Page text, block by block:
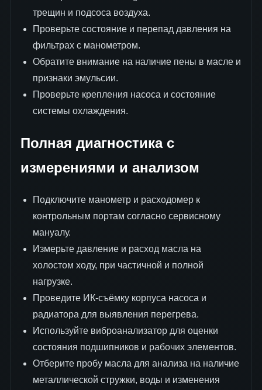
трещин и подсоса воздуха.
Проверьте состояние и перепад давления на
фильтрах с манометром.
Обратите внимание на наличие пены в масле и
признаки эмульсии.
Проверьте крепления насоса и состояние
системы охлаждения.
Полная диагностика с
измерениями и анализом
Подключите манометр и расходомер к
контрольным портам согласно сервисному
мануалу.
Измерьте давление и расход масла на
холостом ходу, при частичной и полной
нагрузке.
Проведите ИК-съёмку корпуса насоса и
радиатора для выявления перегрева.
Используйте виброанализатор для оценки
состояния подшипников и рабочих элементов.
Отберите пробу масла для анализа на наличие
металлической стружки, воды и изменения